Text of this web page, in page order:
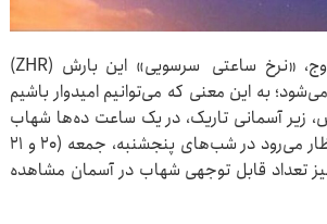
مهر نوشت: در زمان اوج، «نرخ ساعتی سرسویی» این بارش (ZHR)
زده می‌شود؛ به این معنی که می‌توانیم امیدوار باشیم
زیر آسمانی تاریک، در یک ساعت ده‌ها شهاب
را ببینیم. همچنین انتظار می‌رود در شب‌های پنجشنبه، جمعه (۲۰ و ۲۱
دوشنبه ۲۴ آذر نیز تعداد قابل توجهی شهاب در آسمان مشاهده